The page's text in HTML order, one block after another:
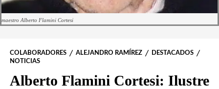
maestro Alberto Flamini Cortesi
COLABORADORES ALEJANDRO RAMÍREZ
DESTACADOS
NOTICIAS
Alberto Flamini Cortesi: Ilustre